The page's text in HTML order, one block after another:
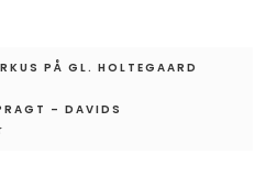
PÅ GL. HOLTEGAARD
– DAVIDS